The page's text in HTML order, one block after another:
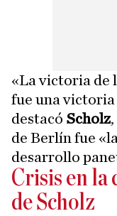
«La victoria de
fue una
destacó Scholz
de Berlín fue
desarrollo
Crisis en la
de Scholz